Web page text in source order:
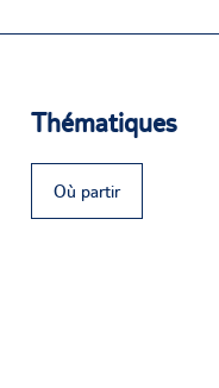
Thématiques
Où partir